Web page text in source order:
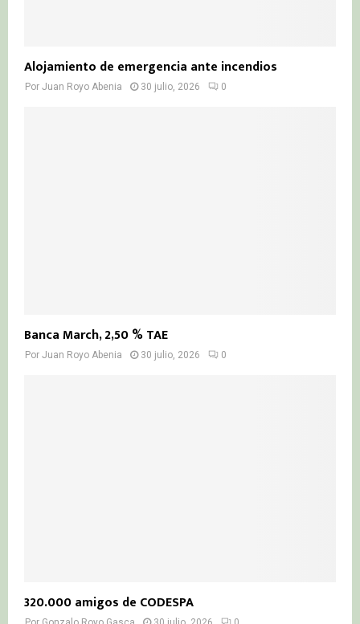
Alojamiento de emergencia ante incendios
Por Juan Royo Abenia 30 julio, 2026 0
Banca March, 2,50 % TAE
Por Juan Royo Abenia 30 julio, 2026 0
320.000 amigos de CODESPA